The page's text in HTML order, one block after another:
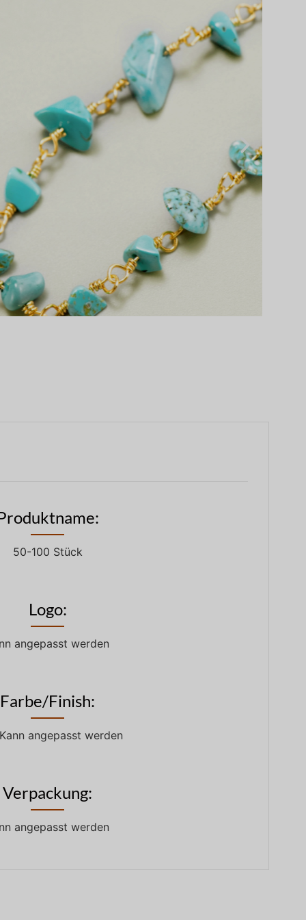
50-100 Stück
Logo:
angepasst werden
Farbe/Finish:
angepasst werden
Verpackung:
angepasst werden